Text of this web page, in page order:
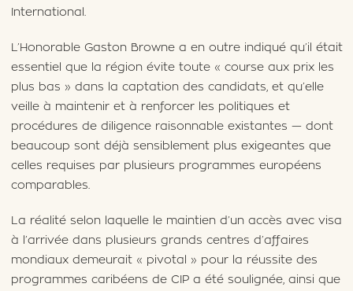
International.
L’Honorable Gaston Browne a en outre indiqué qu’il était
essentiel que la région évite toute « course aux prix les
plus bas » dans la captation des candidats, et qu’elle
veille à maintenir et à renforcer les politiques et
procédures de diligence raisonnable existantes — dont
beaucoup sont déjà sensiblement plus exigeantes que
celles requises par plusieurs programmes européens
comparables.
La réalité selon laquelle le maintien d’un accès avec visa
à l’arrivée dans plusieurs grands centres d’affaires
mondiaux demeurait « pivotal » pour la réussite des
programmes caribéens de CIP a été soulignée, ainsi que